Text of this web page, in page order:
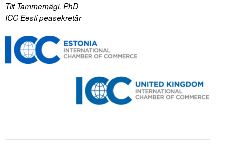
Tiit Tammemägi, PhD
ICC Eesti peasekretär